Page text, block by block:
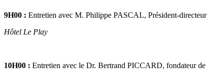
9H00 : Entretien avec M. Philippe PASCAL, Président-
Hôtel Le Play
10H00 : Entretien avec le Dr. Bertrand PICCARD, fondateur de